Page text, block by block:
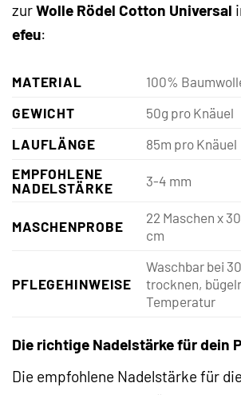
zurWolle Rödel Cotton Universal
efeu:
MATERIAL
100%
GEWICHT
50g pro Knäuel
LAUFLÄNGE
85m pro Knäuel
EMPFOHLENE
NADELSTÄRKE
3-4 mm
MASCHENPROBE
22 Maschen x
cm
PFLEGEHINWEISE
Waschbar bei
trocknen,
Temperatur
Die richtige Nadelstärke für dein
Die empfohlene Nadelstärke für die